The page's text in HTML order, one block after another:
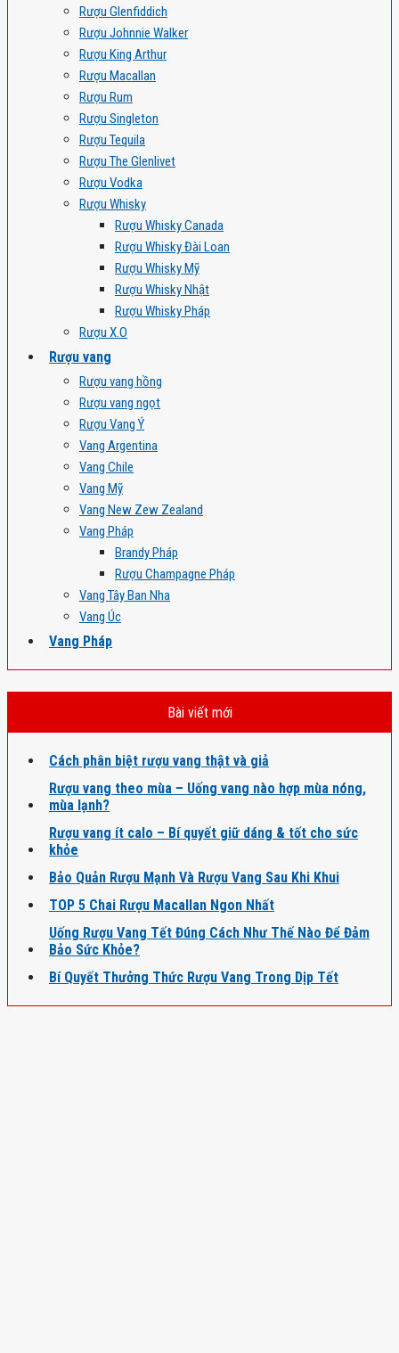
Rượu Glenfiddich
Rượu Johnnie Walker
Rượu King Arthur
Rượu Macallan
Rượu Rum
Rượu Singleton
Rượu Tequila
Rượu The Glenlivet
Rượu Vodka
Rượu Whisky
Rượu Whisky Canada
Rượu Whisky Đài Loan
Rượu Whisky Mỹ
Rượu Whisky Nhật
Rượu Whisky Pháp
Rượu X.O
Rượu vang
Rượu vang hồng
Rượu vang ngọt
Rượu Vang Ý
Vang Argentina
Vang Chile
Vang Mỹ
Vang New Zew Zealand
Vang Pháp
Brandy Pháp
Rượu Champagne Pháp
Vang Tây Ban Nha
Vang Úc
Vang Pháp
Bài viết mới
Cách phân biệt rượu vang thật và giả
Rượu vang theo mùa – Uống vang nào hợp mùa nóng,
mùa lạnh?
Rượu vang ít calo – Bí quyết giữ dáng & tốt cho sức
khỏe
Bảo Quản Rượu Mạnh Và Rượu Vang Sau Khi Khui
TOP 5 Chai Rượu Macallan Ngon Nhất
Uống Rượu Vang Tết Đúng Cách Như Thế Nào Để Đảm
Bảo Sức Khỏe?
Bí Quyết Thưởng Thức Rượu Vang Trong Dịp Tết